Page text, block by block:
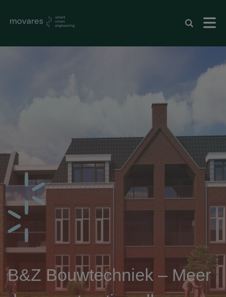
B&Z Bouwtechniek – Meer